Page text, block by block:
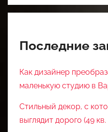
Последние
Как дизайнер
маленькую студию в
Стильный декор, с
выглядит дорого (49